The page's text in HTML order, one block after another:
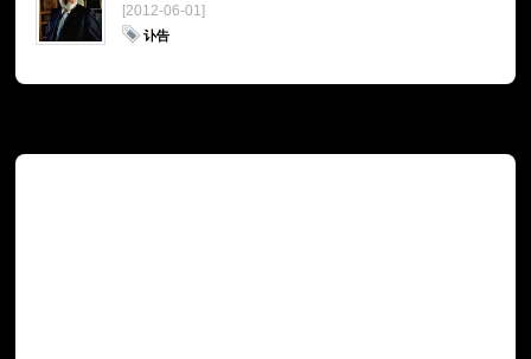
[2012-06-01]
讣告